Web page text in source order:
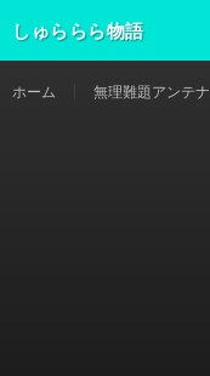
しゅららら物語
ホーム 無理難題アンテナ